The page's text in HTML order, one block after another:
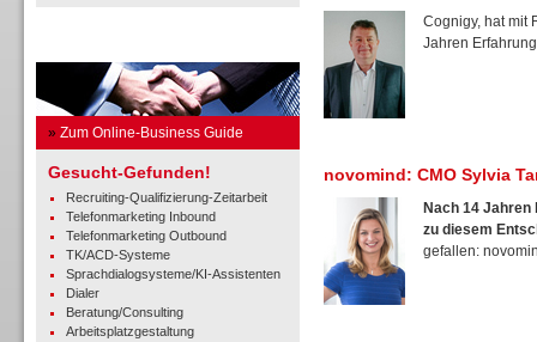
» Zum Online-Business Guide
Gesucht-Gefunden!
Recruiting-Qualifizierung-Zeitarbeit
Telefonmarketing Inbound
Telefonmarketing Outbound
TK/ACD-Systeme
Sprachdialogsysteme/KI-Assistenten
Dialer
Beratung/Consulting
Arbeitsplatzgestaltung
Cognigy, hat mit
Jahren
novomind: CMO Sylvia
Nach 14
zu diesem
gefallen: